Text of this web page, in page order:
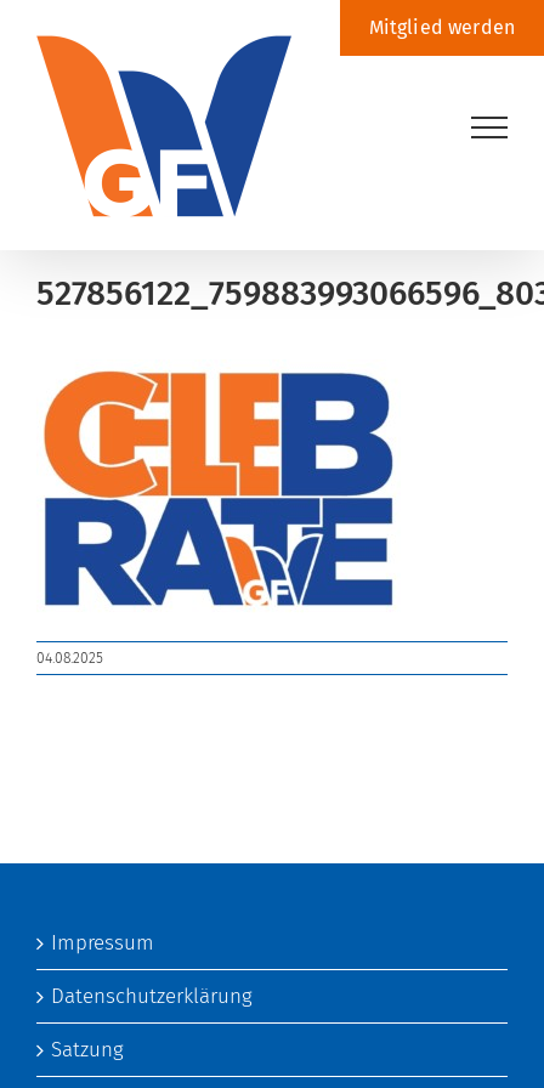
Inhalt
springen
Mitglied werden
04.08.2025
Impressum
Datenschutzerklärung
Satzung